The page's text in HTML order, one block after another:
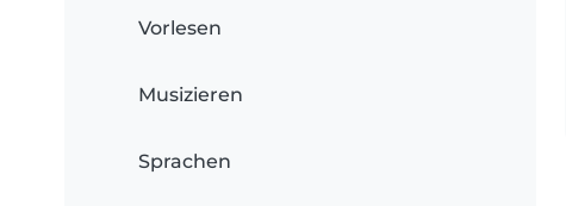
Vorlesen
Musizieren
Sprachen